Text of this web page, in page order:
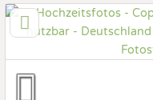
Art des Shootings:
Hochzeits Shooting
Fotobox mit Zubehör